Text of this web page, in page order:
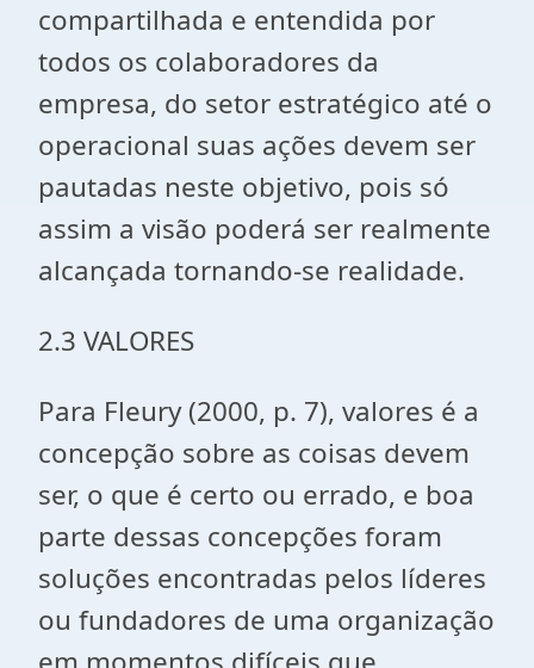
compartilhada e entendida por
todos os colaboradores da
empresa, do setor estratégico até o
operacional suas ações devem ser
pautadas neste objetivo, pois só
assim a visão poderá ser realmente
alcançada tornando-se realidade.
2.3 VALORES
Para Fleury (2000, p. 7), valores é a
concepção sobre as coisas devem
ser, o que é certo ou errado, e boa
parte dessas concepções foram
soluções encontradas pelos líderes
ou fundadores de uma organização